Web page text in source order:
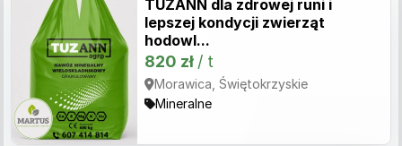
TUZANN dla zdrowej runi i
lepszej kondycji zwierząt
hodowl...
820 zł / t
Morawica, Świętokrzyskie
Mineralne